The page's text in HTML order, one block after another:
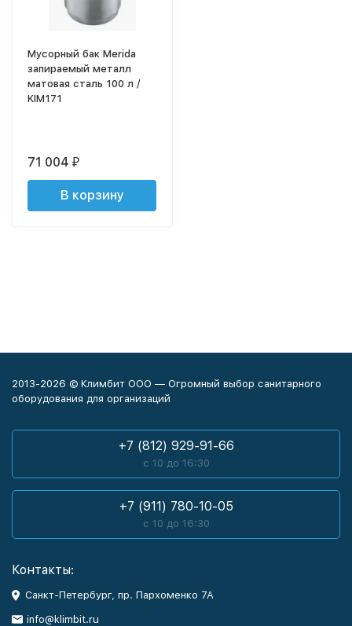
Мусорный бак Merida
запираемый металл
матовая сталь 100 л /
KIM171
71 004₽
В корзину
2013-2026 © Климбит ООО — Огромный выбор санитарного
оборудования для организаций
+7 (812) 929-91-66
с 10 до 16:30
+7 (911) 780-10-05
с 10 до 16:30
Контакты:
Санкт-Петербург, пр. Пархоменко 7А
info@klimbit.ru